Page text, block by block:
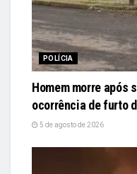
POLÍCIA
Homem morre após
ocorrência de furto
5 de agosto de 2026